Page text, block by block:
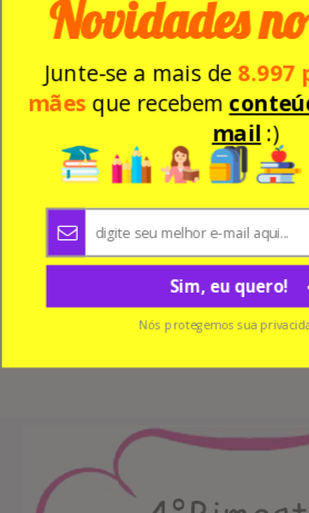
Junte-se a mais de8.997
mães que recebem
mail :)
Sim, eu quero!
Novidades
Nós protegemos sua